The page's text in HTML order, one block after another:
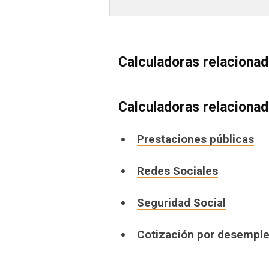
Calculadoras
Calculadoras
Prestaciones públicas
Redes Sociales
Seguridad Social
Cotización por